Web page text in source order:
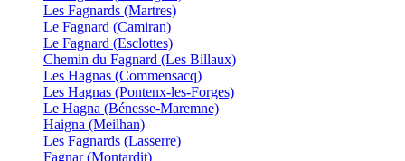
Les Fagnards (Martres)
Le Fagnard (Camiran)
Le Fagnard (Esclottes)
Chemin du Fagnard (Les Billaux)
Les Hagnas (Commensacq)
Les Hagnas (Pontenx-les-Forges)
Le Hagna (Bénesse-Maremne)
Haigna (Meilhan)
Les Fagnards (Lasserre)
Fagnar (Montardit)